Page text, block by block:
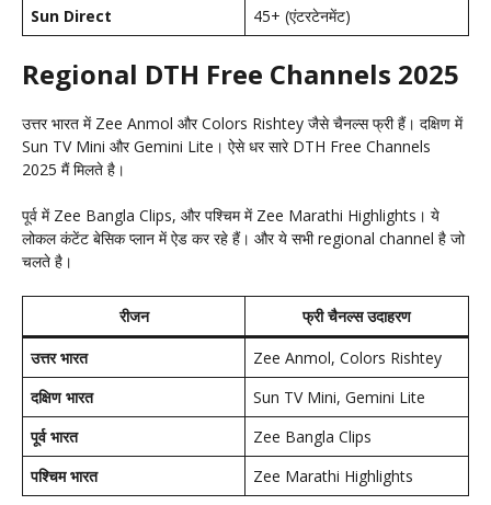
Sun Direct
45+ (एंटरटेनमेंट)
Regional DTH Free Channels 2025
उत्तर भारत में Zee Anmol और Colors Rishtey जैसे चैनल्स फ्री हैं। दक्षिण में
Sun TV Mini और Gemini Lite। ऐसे धर सारे DTH Free Channels
2025 मैं मिलते है।
पूर्व में Zee Bangla Clips, और पश्चिम में Zee Marathi Highlights। ये
लोकल कंटेंट बेसिक प्लान में ऐड कर रहे हैं। और ये सभी regional channel है जो
चलते है।
रीजन
फ्री चैनल्स उदाहरण
उत्तर भारत
Zee Anmol, Colors Rishtey
दक्षिण भारत
Sun TV Mini, Gemini Lite
पूर्व भारत
Zee Bangla Clips
पश्चिम भारत
Zee Marathi Highlights